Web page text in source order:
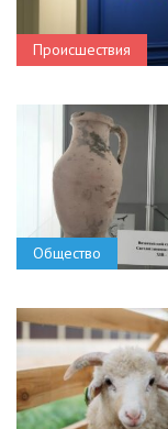
Происшествия
Общество